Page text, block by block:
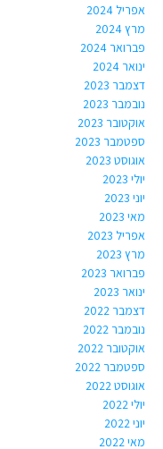
אפריל 2024
מרץ 2024
פברואר 2024
ינואר 2024
דצמבר 2023
נובמבר 2023
אוקטובר 2023
ספטמבר 2023
אוגוסט 2023
יולי 2023
יוני 2023
מאי 2023
אפריל 2023
מרץ 2023
פברואר 2023
ינואר 2023
דצמבר 2022
נובמבר 2022
אוקטובר 2022
ספטמבר 2022
אוגוסט 2022
יולי 2022
יוני 2022
מאי 2022